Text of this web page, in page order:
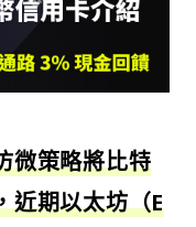
微策略將比特
近期以太坊（E